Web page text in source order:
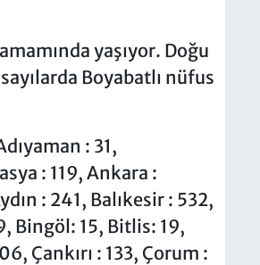
yaşıyor. Doğu
Boyabatlı nüfus
: 31,
: 119, Ankara :
: 241, Balıkesir : 532,
Bingöl: 15, Bitlis: 19,
Çankırı : 133, Çorum :